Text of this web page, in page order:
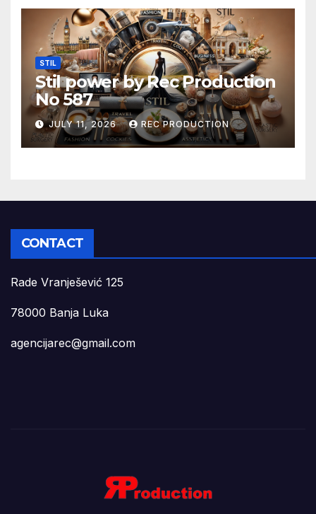
STIL
Stil power by Rec Production
No 587
JULY 11, 2026 REC PRODUCTION
CONTACT
Rade Vranješević 125
78000 Banja Luka
agencijarec@gmail.com